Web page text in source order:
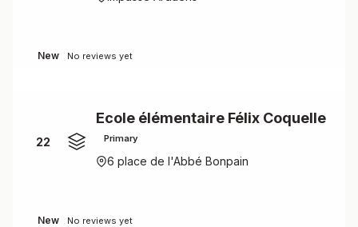
New No reviews yet
22
Ecole élémentaire Félix Coquelle
Primary
6 place de l'Abbé Bonpain
New No reviews yet